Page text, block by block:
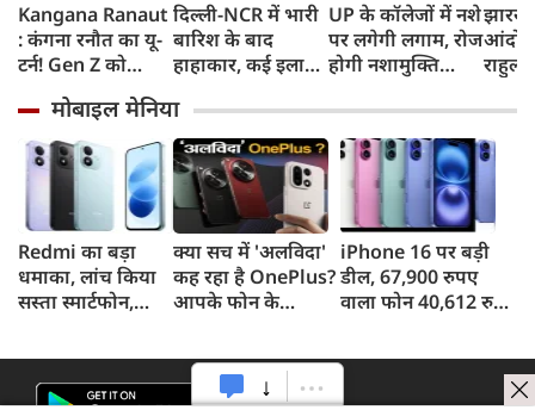
Kangana Ranaut
: कंगना रनौत का यू-
टर्न! Gen Z को
'सबसे बड़ी ताकत',
कुछ दिन पहले
प्रदर्शनकारियों को
कहा था 'जेनरेशन
गटर'
दिल्ली-NCR में भारी
बारिश के बाद
हाहाकार, कई इलाकों
जाम में फंसे लोग,
सड़कों पर भरा कमर
तक पानी
UP के कॉलेजों में नशे
पर लगेगी लगाम, रोज
होगी नशामुक्ति
मीटर दायरे में बिक्री
पर सख्ती
राहुल
चुका
मोबाइल मेनिया
Redmi का बड़ा
धमाका, लांच किया
सस्ता स्मार्टफोन,
क्या सच में 'अलविदा'
कह रहा है OnePlus?
आपके फोन के
iPhone 16 पर बड़ी
डील, 67,900 रुपए
वाला फोन 40,612 रुपए